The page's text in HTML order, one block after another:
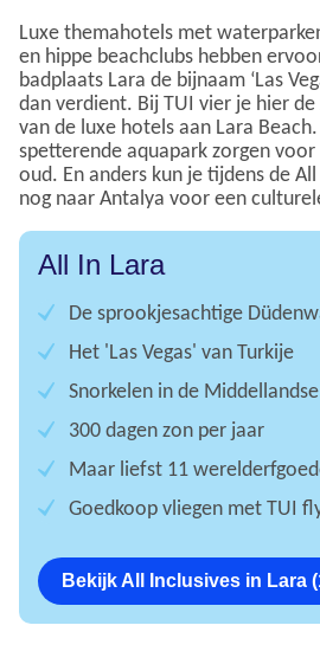
Luxe themahotels met
en hippe beachclubs hebben
badplaats Lara de bijnaam ‘Las
dan verdient. Bij TUI vier je hier
van de luxe hotels aan Lara
spetterende aquapark zorgen
oud. En anders kun je tijdens de
nog naar Antalya voor een
All In Lara
De sprookjesachtige
Het 'Las Vegas' van Turkije
Snorkelen in de
300 dagen zon per jaar
Maar liefst 11
Goedkoop vliegen met TUI
Bekijk All Inclusives in Lara